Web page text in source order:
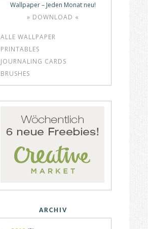
Wallpaper – Jeden Monat neu!
» DOWNLOAD «
ALLE WALLPAPER
PRINTABLES
JOURNALING CARDS
BRUSHES
ARCHIV